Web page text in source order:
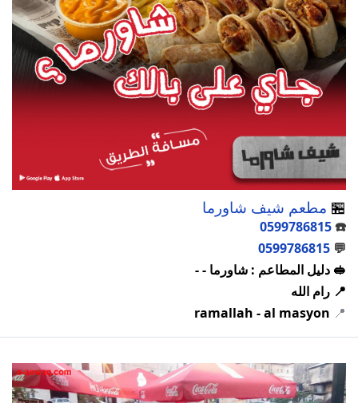
🏪 مطعم شيف شاورما
☎️
0599786815
💬
0599786815
🥪 دليل المطاعم : شاورما - -
📍 رام الله
📍
ramallah - al masyon